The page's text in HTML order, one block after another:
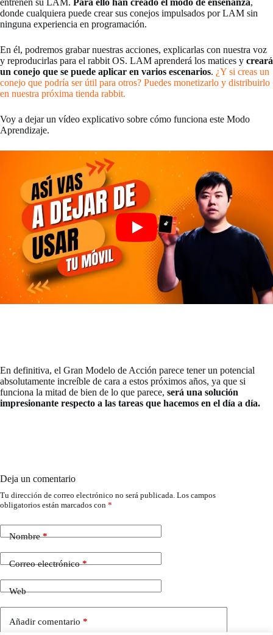
donde cualquiera puede crear sus conejos impulsados por LAM sin
ninguna experiencia en programación.
En él, podremos grabar nuestras acciones, explicarlas con nuestra voz
y reproducirlas para el rabbit OS. LAM aprenderá los matices y creará
un conejo que se puede aplicar en varios escenarios. ¿Y si creas un
conejo que podría ser útil para otros? Puedes monetizarlo y distribuirlo
en nuestra próxima tienda rabbit.
Voy a dejar un vídeo explicativo sobre cómo funciona este Modo
Aprendizaje.
En definitiva, el Gran Modelo de Acción parece tener un potencial
absolutamente increíble de cara a estos próximos años, ya que si
funciona la mitad de bien de lo que parece, será una solución
impresionante respecto a las tareas que hacemos en el día a día.
Deja un comentario
Tu dirección de correo electrónico no será publicada. Los campos
obligatorios están marcados con *
Nombre*
Correo electrónico*
Web
Añadir comentario *